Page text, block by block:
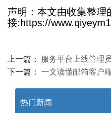
声明：本文由收集整理
接:https://
上一篇：
服务平台上线管理
下一篇： 一文读懂邮箱客户
热门新闻